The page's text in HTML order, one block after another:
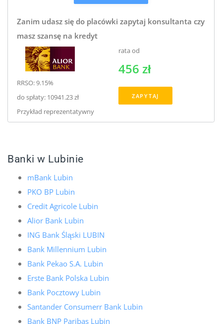
Zanim udasz się do placówki zapytaj konsultanta czy
masz szansę na kredyt
RRSO: 9.15%
do spłaty: 10941.23 zł
Przykład reprezentatywny
rata od
456 zł
ZAPYTAJ
Banki w Lubinie
mBank Lubin
PKO BP Lubin
Credit Agricole Lubin
Alior Bank Lubin
ING Bank Śląski LUBIN
Bank Millennium Lubin
Bank Pekao S.A. Lubin
Erste Bank Polska Lubin
Bank Pocztowy Lubin
Santander Consumerr Bank Lubin
Bank BNP Paribas Lubin